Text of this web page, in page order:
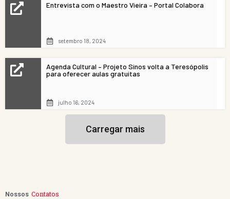
Entrevista com o Maestro Vieira – Portal Colabora
setembro 18, 2024
Agenda Cultural – Projeto Sinos volta a Teresópolis
para oferecer aulas gratuitas
julho 16, 2024
Carregar mais
Nossos Contatos